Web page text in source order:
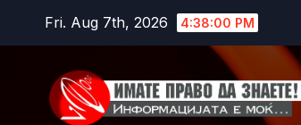
Fri. Aug 7th, 2026 4:38:02 PM